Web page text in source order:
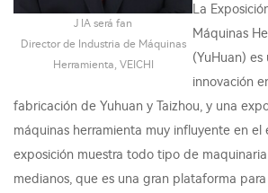
J IA será fan
Director de Industria de Máquinas
Herramienta, VEICHI
La
Máquinas
(YuHuan)
innovación
fabricación de Yuhuan y Taizhou, y una
máquinas herramienta muy influyente en el
exposición muestra todo tipo de
medianos, que es una gran plataforma